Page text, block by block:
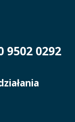
9502 0292